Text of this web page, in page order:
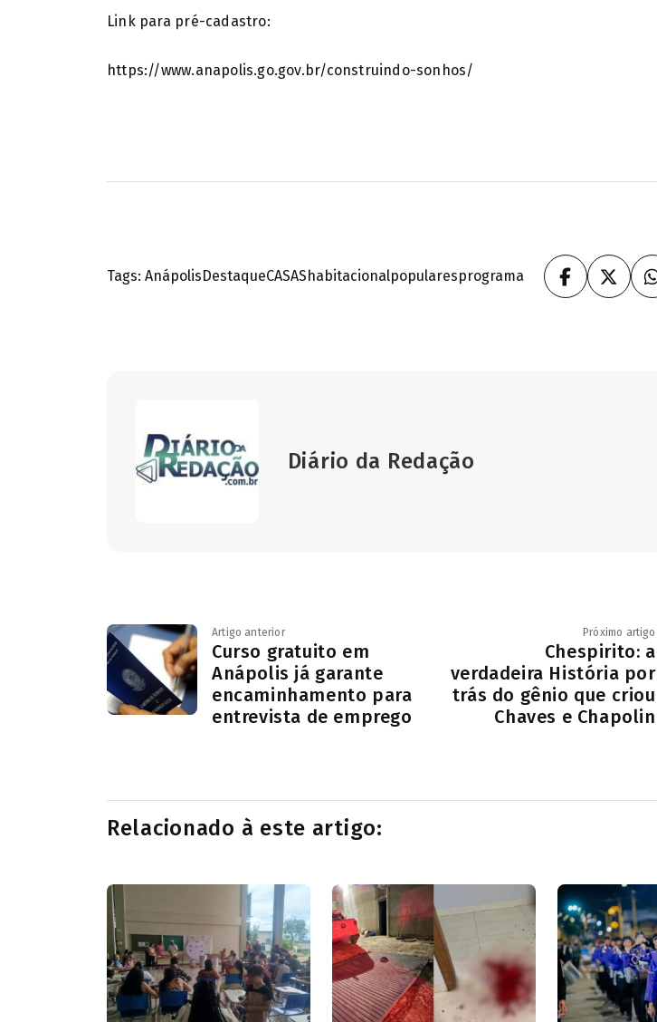
Link para pré-cadastro:
https://www.anapolis.go.gov.br/construindo-sonhos/
Tags: AnápolisDestaqueCASAShabitacionalpopularesprograma
Diário da Redação
Artigo anterior
Curso gratuito em
Anápolis já garante
encaminhamento para
entrevista de emprego
Próximo artigo
Chespirito: a
verdadeira História por
trás do gênio que criou
Chaves e Chapolin
Relacionado à este artigo: